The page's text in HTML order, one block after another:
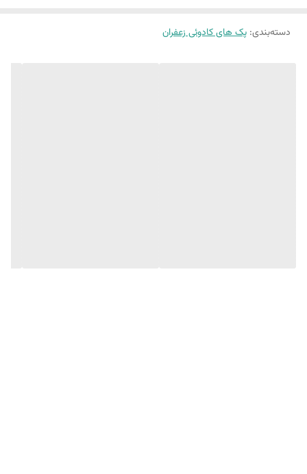
دسته‌بندی: پک های کادوئی زعفران